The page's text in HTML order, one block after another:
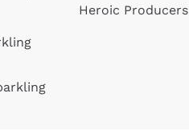
Heroic Producers